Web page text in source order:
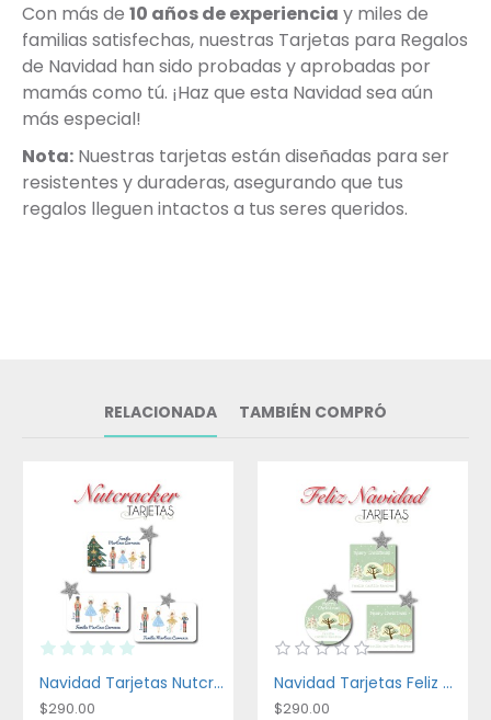
Con más de 10 años de experiencia y miles de
familias satisfechas, nuestras Tarjetas para Regalos
de Navidad han sido probadas y aprobadas por
mamás como tú. ¡Haz que esta Navidad sea aún
más especial!
Nota: Nuestras tarjetas están diseñadas para ser
resistentes y duraderas, asegurando que tus
regalos lleguen intactos a tus seres queridos.
RELACIONADA TAMBIÉN COMPRÓ
Navidad Tarjetas Nutcracker
$290.00
Navidad Tarjetas Feliz Navidad
$290.00